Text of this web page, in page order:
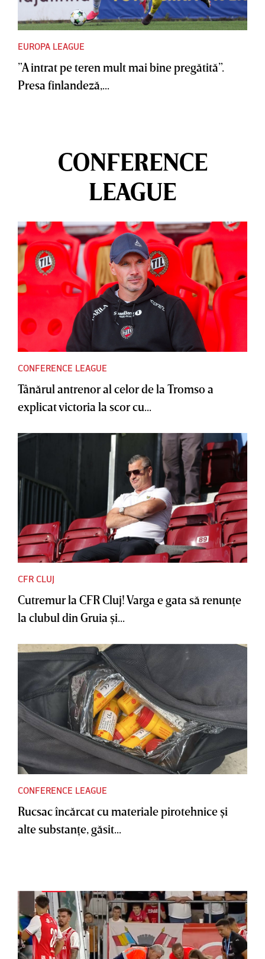
EUROPA LEAGUE
”A intrat pe teren mult mai bine pregătită”.
Presa finlandeză,...
CONFERENCE
LEAGUE
CONFERENCE LEAGUE
Tânărul antrenor al celor de la Tromso a
explicat victoria la scor cu...
CFR CLUJ
Cutremur la CFR Cluj! Varga e gata să renunţe
la clubul din Gruia şi...
CONFERENCE LEAGUE
Rucsac încărcat cu materiale pirotehnice şi
alte substanţe, găsit...